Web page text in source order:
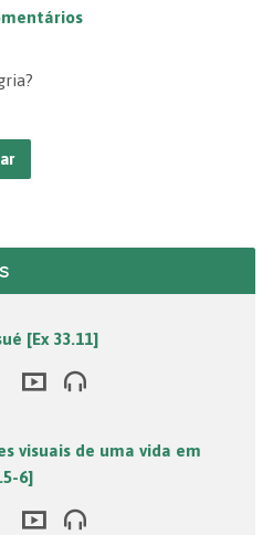
[Ex 33.11]
visuais de uma vida em
6]